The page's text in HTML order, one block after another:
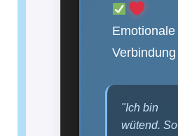
Emotionale
Verbindung
"Ich bin
wütend. So